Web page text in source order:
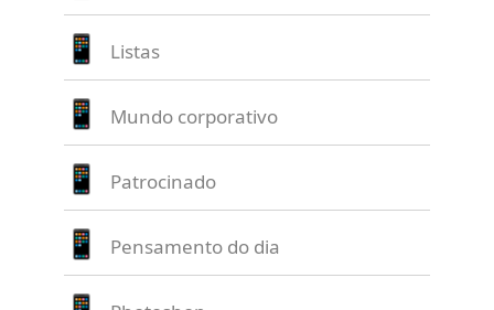
Listas
Mundo corporativo
Patrocinado
Pensamento do dia